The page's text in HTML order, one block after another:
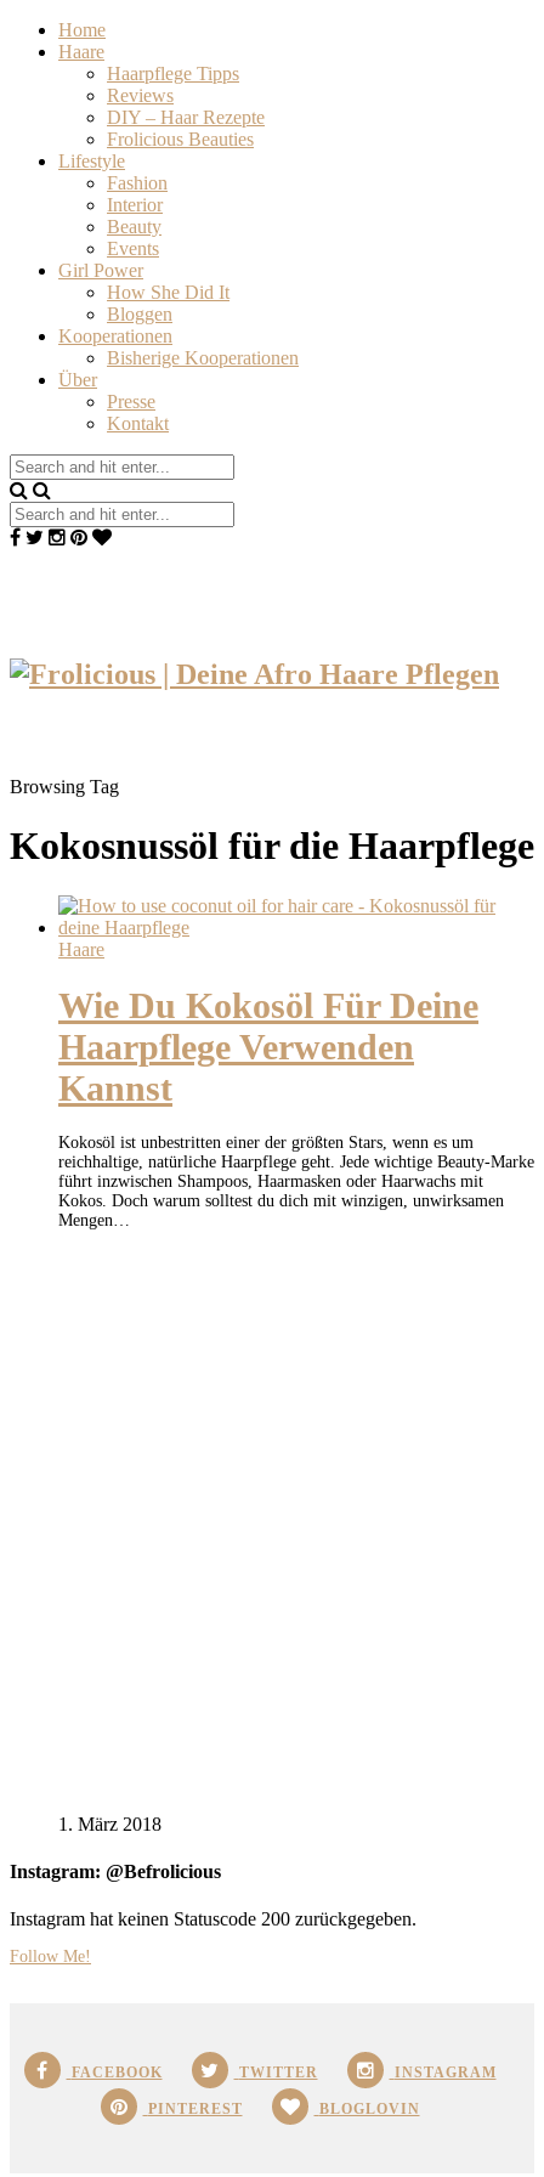
Home
Haare
Haarpflege Tipps
Reviews
DIY – Haar Rezepte
Frolicious Beauties
Lifestyle
Fashion
Interior
Beauty
Events
Girl Power
How She Did It
Bloggen
Kooperationen
Bisherige Kooperationen
Über
Presse
Kontakt
Browsing Tag
Kokosnussöl für die Haarpflege
Haare
Wie Du Kokosöl Für Deine
Haarpflege Verwenden
Kannst
Kokosöl ist unbestritten einer der größten Stars, wenn es um
reichhaltige, natürliche Haarpflege geht. Jede wichtige Beauty-Marke
führt inzwischen Shampoos, Haarmasken oder Haarwachs mit
Kokos. Doch warum solltest du dich mit winzigen, unwirksamen
Mengen…
1. März 2018
Instagram: @Befrolicious
Instagram hat keinen Statuscode 200 zurückgegeben.
Follow Me!
FACEBOOK TWITTER INSTAGRAM
PINTEREST BLOGLOVIN